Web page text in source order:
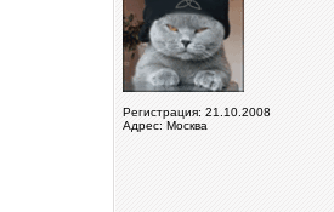
Регистрация: 21.10.2008
Адрес: Москва